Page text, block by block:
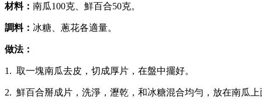
材料： 南瓜100克、鮮百合50克。
調料： 冰糖、蔥花各適量。
做法：
1. 取一塊南瓜去皮，切成厚片，在盤中擺好。
2. 鮮百合掰成片，洗淨，瀝乾，和冰糖混合均勻，放在南瓜上